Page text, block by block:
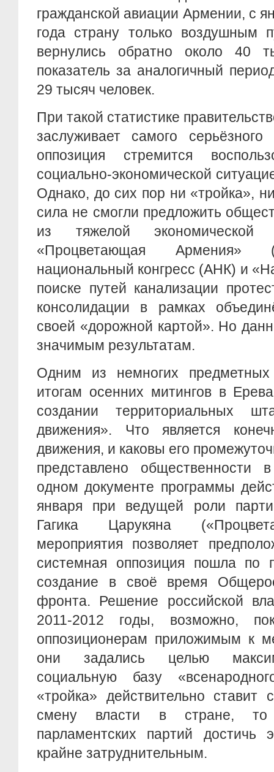
гражданской авиации Армении, с
года страну только воздушным
вернулись обратно около 40
показатель за аналогичный
29 тысяч человек.
При такой статистике
заслуживает самого
оппозиция стремится
социально-экономической
Однако, до сих пор ни «тройка»,
сила не смогли предложить
из тяжелой экономической
«Процветающая Армения»
национальный конгресс (АНК) и
поиске путей канализации
консолидации в рамках
своей «дорожной картой». Но
значимым результатам.
Одним из немногих
итогам осенних митингов в
создании территориальных
движения». Что является
движения, и каковы его
представлено
одном документе программы
января при ведущей роли
Гагика Царукяна
мероприятия позволяет
системная оппозиция пошла по
создание в своё время
фронта. Решение российской
2011-2012 годы, возможно,
оппозиционерам приложимым к
они задались целью
социальную базу
«тройка» действительно ставит
смену власти в стране,
парламентских партий достичь
крайне затруднительным.